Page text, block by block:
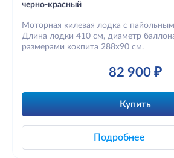
черно-красный
Моторная килевая лодка с
Длина лодки 410 см, диаметр
размерами кокпита 288х90 см.
82 900 ₽
Купить
Подробнее